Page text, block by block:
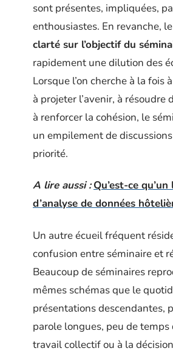
sont présentes, impliquées,
enthousiastes. En revanche, le
clarté sur l’objectif du
rapidement une dilution des
Lorsque l’on cherche à la fois
à projeter l’avenir, à résoudre
à renforcer la cohésion, le
un empilement de
priorité.
A lire aussi : Qu’est-ce
d’analyse de données
Un autre écueil fréquent
confusion entre séminaire et
Beaucoup de séminaires
mêmes schémas que le
présentations descendantes,
parole longues, peu de temps
travail collectif ou à la